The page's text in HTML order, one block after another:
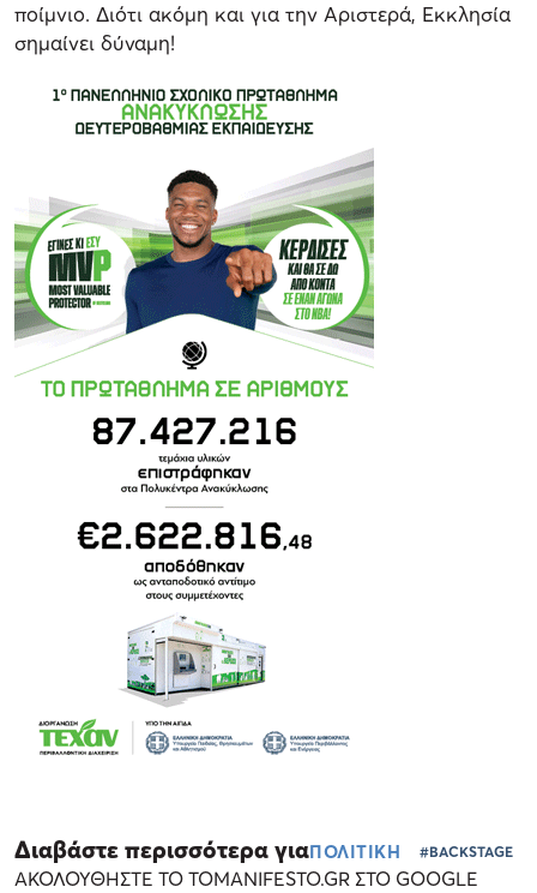
ποίμνιο. Διότι ακόμη και για την Αριστερά, Εκκλησία
σημαίνει δύναμη!
Διαβάστε περισσότερα γιαΠΟΛΙΤΙΚΗ #BACKSTAGE
ΑΚΟΛΟΥΘΗΣΤΕ ΤΟ TOMANIFESTO.GR ΣΤΟ GOOGLE